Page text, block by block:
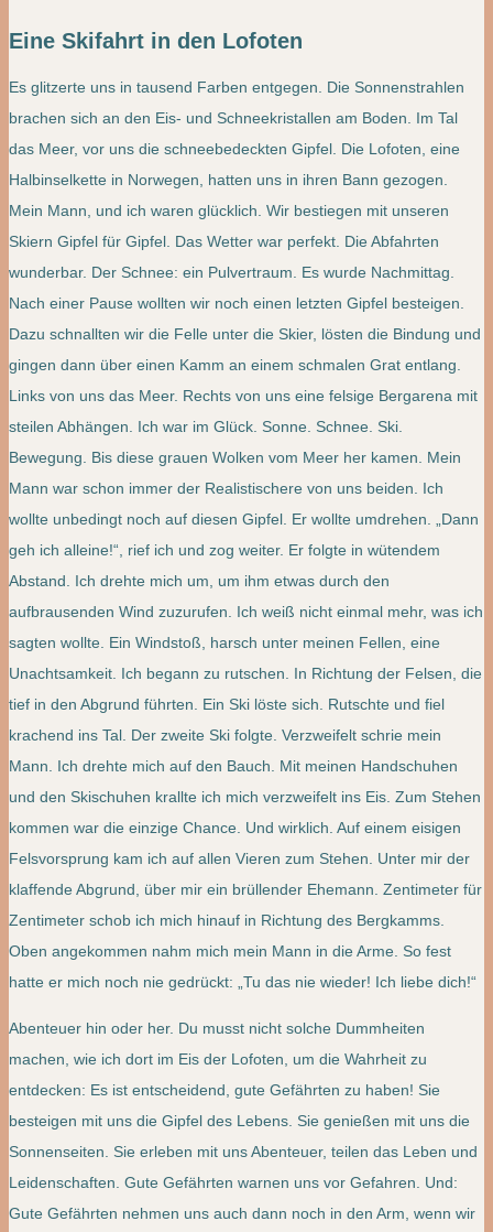
Eine Skifahrt in den Lofoten
Es glitzerte uns in tausend Farben entgegen. Die Sonnenstrahlen
brachen sich an den Eis- und Schneekristallen am Boden. Im Tal
das Meer, vor uns die schneebedeckten Gipfel. Die Lofoten, eine
Halbinselkette in Norwegen, hatten uns in ihren Bann gezogen.
Mein Mann, und ich waren glücklich. Wir bestiegen mit unseren
Skiern Gipfel für Gipfel. Das Wetter war perfekt. Die Abfahrten
wunderbar. Der Schnee: ein Pulvertraum. Es wurde Nachmittag.
Nach einer Pause wollten wir noch einen letzten Gipfel besteigen.
Dazu schnallten wir die Felle unter die Skier, lösten die Bindung und
gingen dann über einen Kamm an einem schmalen Grat entlang.
Links von uns das Meer. Rechts von uns eine felsige Bergarena mit
steilen Abhängen. Ich war im Glück. Sonne. Schnee. Ski.
Bewegung. Bis diese grauen Wolken vom Meer her kamen. Mein
Mann war schon immer der Realistischere von uns beiden. Ich
wollte unbedingt noch auf diesen Gipfel. Er wollte umdrehen. „Dann
geh ich alleine!“, rief ich und zog weiter. Er folgte in wütendem
Abstand. Ich drehte mich um, um ihm etwas durch den
aufbrausenden Wind zuzurufen. Ich weiß nicht einmal mehr, was ich
sagten wollte. Ein Windstoß, harsch unter meinen Fellen, eine
Unachtsamkeit. Ich begann zu rutschen. In Richtung der Felsen, die
tief in den Abgrund führten. Ein Ski löste sich. Rutschte und fiel
krachend ins Tal. Der zweite Ski folgte. Verzweifelt schrie mein
Mann. Ich drehte mich auf den Bauch. Mit meinen Handschuhen
und den Skischuhen krallte ich mich verzweifelt ins Eis. Zum Stehen
kommen war die einzige Chance. Und wirklich. Auf einem eisigen
Felsvorsprung kam ich auf allen Vieren zum Stehen. Unter mir der
klaffende Abgrund, über mir ein brüllender Ehemann. Zentimeter für
Zentimeter schob ich mich hinauf in Richtung des Bergkamms.
Oben angekommen nahm mich mein Mann in die Arme. So fest
hatte er mich noch nie gedrückt: „Tu das nie wieder! Ich liebe dich!“
Abenteuer hin oder her. Du musst nicht solche Dummheiten
machen, wie ich dort im Eis der Lofoten, um die Wahrheit zu
entdecken: Es ist entscheidend, gute Gefährten zu haben! Sie
besteigen mit uns die Gipfel des Lebens. Sie genießen mit uns die
Sonnenseiten. Sie erleben mit uns Abenteuer, teilen das Leben und
Leidenschaften. Gute Gefährten warnen uns vor Gefahren. Und:
Gute Gefährten nehmen uns auch dann noch in den Arm, wenn wir